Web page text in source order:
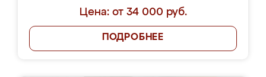
Цена: от 34 000 руб.
ПОДРОБНЕЕ